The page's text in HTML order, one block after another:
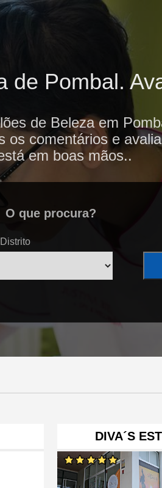
de Pombal.
de Beleza em
os comentários e
em boas mãos..
O que procura?
Distrito
DIVA´S